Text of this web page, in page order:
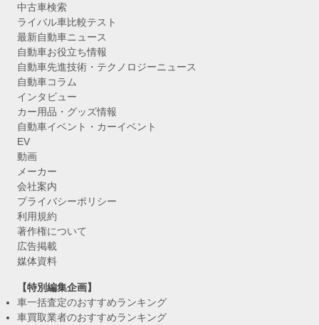
中古車検索
ライバル車比較テスト
最新自動車ニュース
自動車お役立ち情報
自動車先進技術・テクノロジーニュース
自動車コラム
インタビュー
カー用品・グッズ情報
自動車イベント・カーイベント
EV
動画
メーカー
会社案内
プライバシーポリシー
利用規約
著作権について
広告掲載
媒体資料
【特別編集企画】
車一括査定のおすすめランキング
車買取業者のおすすめランキング